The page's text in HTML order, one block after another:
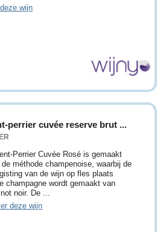
wijn
perrier cuvée reserve brut ...
Perrier Cuvée Rosé is gemaakt
méthode champenoise, waarbij de
van de wijn op fles plaats
champagne wordt gemaakt van
noir. De ...
deze wijn